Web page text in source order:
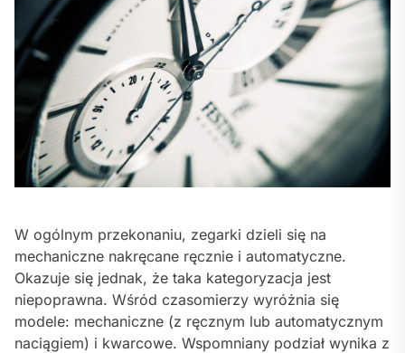
W ogólnym przekonaniu, zegarki dzieli się na
mechaniczne nakręcane ręcznie i automatyczne.
Okazuje się jednak, że taka kategoryzacja jest
niepoprawna. Wśród czasomierzy wyróżnia się
modele: mechaniczne (z ręcznym lub automatycznym
naciągiem) i kwarcowe. Wspomniany podział wynika z